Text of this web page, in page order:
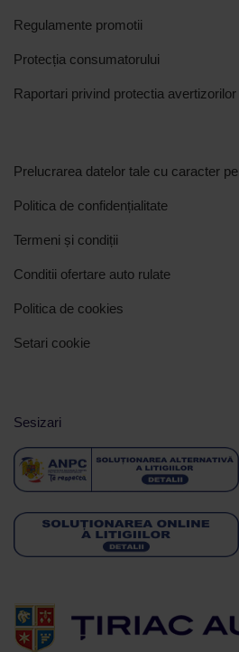
Regulamente promotii
Protecția consumatorului
Raportari privind protectia
Prelucrarea datelor tale cu caracter
Politica de confidențialitate
Termeni și condiții
Conditii ofertare auto rulate
Politica de cookies
Setari cookie
Sesizari